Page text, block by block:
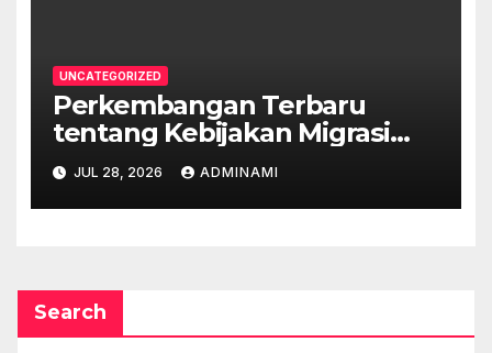
UNCATEGORIZED
Perkembangan Terbaru
tentang Kebijakan Migrasi
Australia
JUL 28, 2026 ADMINAMI
Search